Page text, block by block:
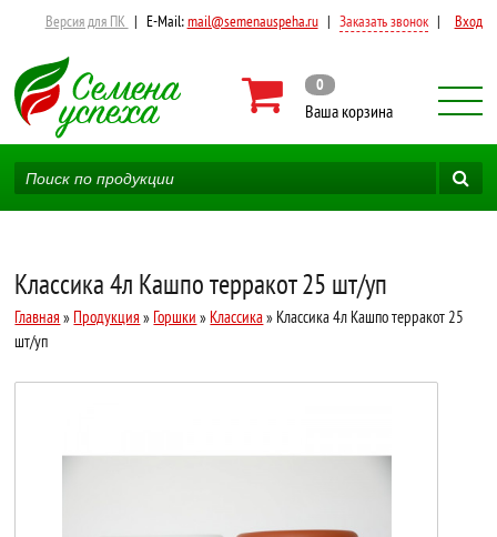
Версия для ПК | E-Mail:mail@semenauspeha.ru | Заказать звонок | Вход
0
Ваша корзина
Классика 4л Кашпо терракот 25 шт/уп
Главная » Продукция » Горшки » Классика» Классика 4л Кашпо терракот 25
шт/уп